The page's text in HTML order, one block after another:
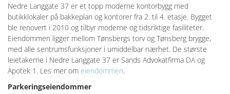
Nedre Langgate 37 er et topp moderne kontorbygg med
butikklokaler på bakkeplan og kontorer fra 2. til 4. etasje. Bygget
ble renovert i 2010 og tilbyr moderne og tidsriktige fasiliteter.
Eiendommen ligger mellom Tønsbergs torv og Tønsberg brygge,
med alle sentrumsfunksjoner i umiddelbar nærhet. De største
leietakerne i Nedre Langgate 37 er Sands Advokatfirma DA og
Apotek 1. Les mer om eiendommen.
Parkeringseiendommer